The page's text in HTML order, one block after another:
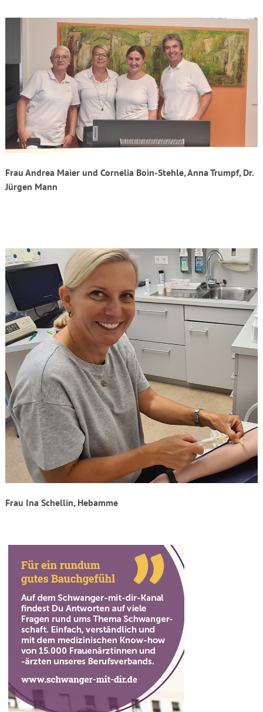
Frau Andrea Maier und Cornelia Boin-Stehle, Anna Trumpf, Dr.
Jürgen Mann
Frau Ina Schellin, Hebamme